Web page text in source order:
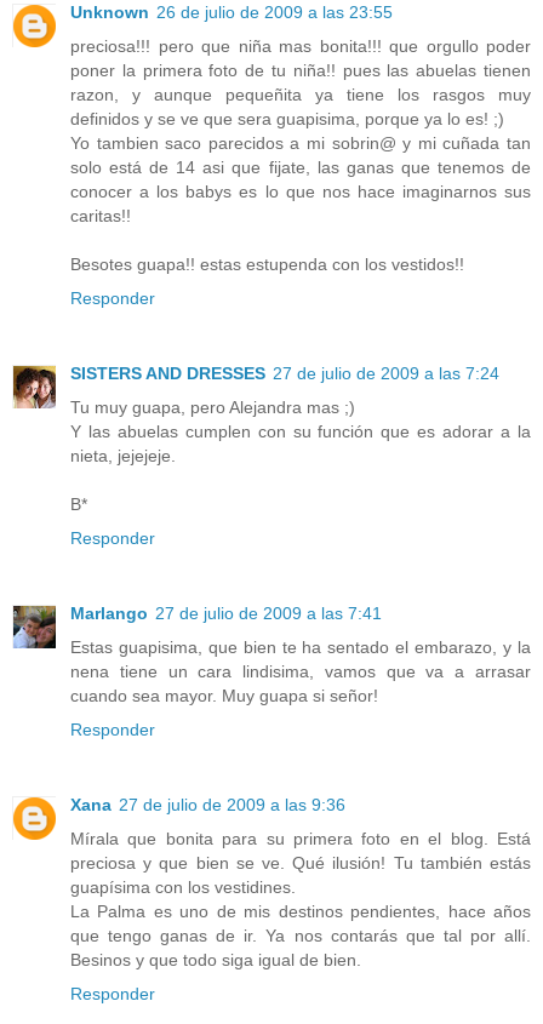
Unknown 26 de julio de 2009 a las 23:55
preciosa!!! pero que niña mas bonita!!! que orgullo poder
poner la primera foto de tu niña!! pues las abuelas tienen
razon, y aunque pequeñita ya tiene los rasgos muy
definidos y se ve que sera guapisima, porque ya lo es! ;)
Yo tambien saco parecidos a mi sobrin@ y mi cuñada tan
solo está de 14 asi que fijate, las ganas que tenemos de
conocer a los babys es lo que nos hace imaginarnos sus
caritas!!
Besotes guapa!! estas estupenda con los vestidos!!
Responder
SISTERS AND DRESSES 27 de julio de 2009 a las 7:24
Tu muy guapa, pero Alejandra mas ;)
Y las abuelas cumplen con su función que es adorar a la
nieta, jejejeje.
B*
Responder
Marlango 27 de julio de 2009 a las 7:41
Estas guapisima, que bien te ha sentado el embarazo, y la
nena tiene un cara lindisima, vamos que va a arrasar
cuando sea mayor. Muy guapa si señor!
Responder
Xana 27 de julio de 2009 a las 9:36
Mírala que bonita para su primera foto en el blog. Está
preciosa y que bien se ve. Qué ilusión! Tu también estás
guapísima con los vestidines.
La Palma es uno de mis destinos pendientes, hace años
que tengo ganas de ir. Ya nos contarás que tal por allí.
Besinos y que todo siga igual de bien.
Responder